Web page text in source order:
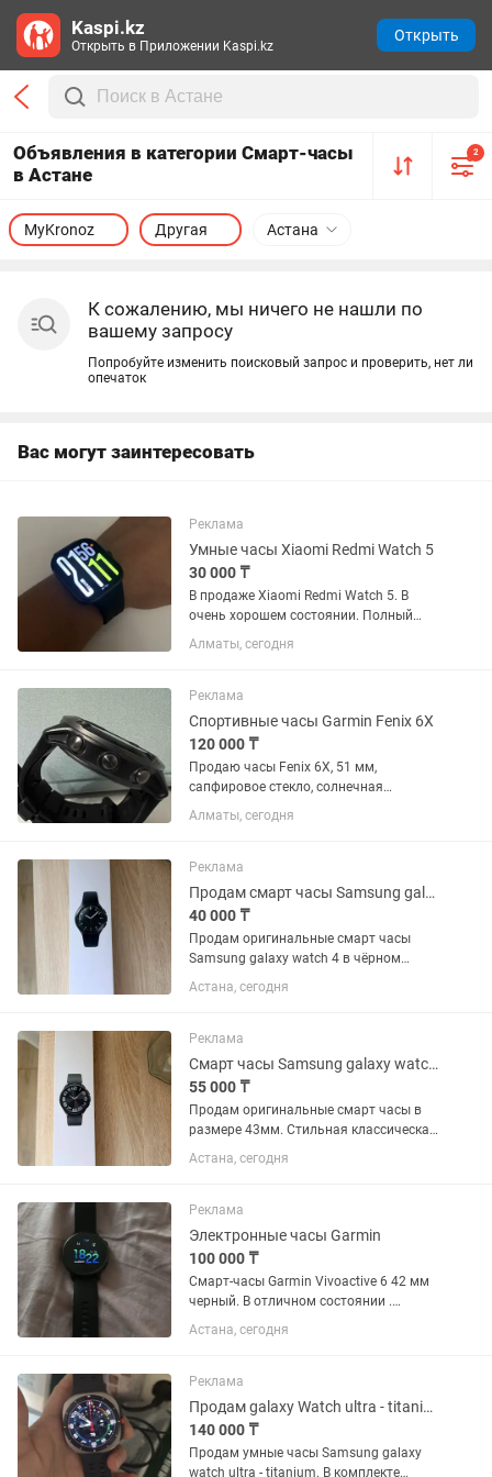
Объявления в категории Смарт-часы
в Астане
2
Астана
MyKronoz Другая
К сожалению, мы ничего не нашли по
вашему запросу
Попробуйте изменить поисковый запрос и проверить, нет ли
опечаток
Вас могут заинтересовать
Реклама
Умные часы Xiaomi Redmi Watch 5
30 000 ₸
В продаже Xiaomi Redmi Watch 5. В
очень хорошем состоянии. Полный
Алматы, сегодня
Реклама
Спортивные часы Garmin Fenix 6X
120 000 ₸
Продаю часы Fenix 6X, 51 мм,
сапфировое стекло, солнечная
батарея, титановый корпус, состояние
-отличное, никаких повреждений, заряд
Алматы, сегодня
Реклама
Продам смарт часы Samsung galaxy watch 46 mm
40 000 ₸
Продам оригинальные смарт часы
Samsung galaxy watch 4 в чёрном
цвете. Отличная модель с
вращающимся безелем и строгим
идеальное, полностью рабочее. Экран
чистый, без...
Астана, сегодня
Реклама
Смарт часы Samsung galaxy watch 6 classic
55 000 ₸
Продам оригинальные смарт часы в
размере 43мм. Стильная классическая
модель с вращающимся безелем.
Состояние идеальное. Экран часов без
безель крутится мягко и чётко....
Астана, сегодня
Реклама
Электронные часы Garmin
100 000 ₸
Смарт-часы Garmin Vivoactive 6 42 мм
черный. В отличном состоянии .
Продажа в связи с ненадобностью .
Писать на
Астана, сегодня
Реклама
Продам galaxy Watch ultra - titanium
140 000 ₸
Продам умные часы Samsung galaxy
watch ultra - titanium. В комплекте
Kaspi.kz
Открыть в Приложении Kaspi.kz
Открыть